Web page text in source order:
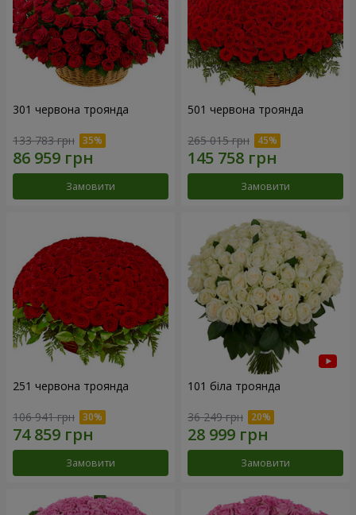
301 червона троянда
133 783 грн
Замовити
501 червона троянда
265 015 грн
Замовити
251 червона троянда
106 941 грн
Замовити
101 біла троянда
36 249 грн
Замовити